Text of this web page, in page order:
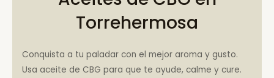
Torrehermosa
Conquista a tu paladar con el mejor aroma y gusto.
Usa aceite de CBG para que te ayude, calme y cure.